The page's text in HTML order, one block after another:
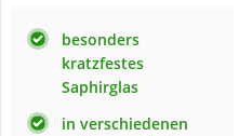
besonders
kratzfestes
Saphirglas
in verschiedenen